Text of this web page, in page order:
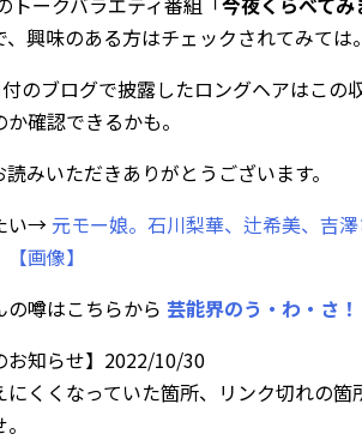
興味のある方はチェックされてみては。
のブログで披露したロングヘアはこの
確認できるかも。
みいただきありがとうございます。
い→ 元モー娘。石川梨華、辻希美、吉
画像】
噂はこちらから 芸能界のう・わ・さ！
お知らせ】2022/10/30
くくなっていた箇所、リンク切れの